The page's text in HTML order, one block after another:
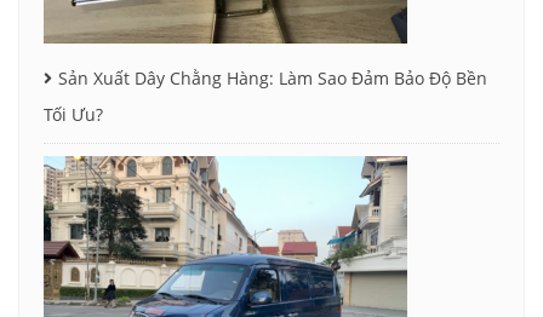
Sản Xuất Dây Chằng Hàng: Làm Sao Đảm Bảo Độ Bền
Tối Ưu?